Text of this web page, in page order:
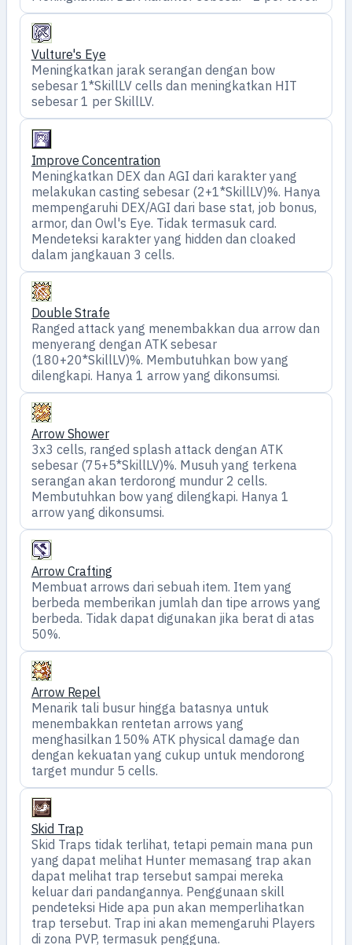
Vulture's Eye
Meningkatkan jarak serangan dengan bow
sebesar 1*SkillLV cells dan meningkatkan HIT
sebesar 1 per SkillLV.
Improve Concentration
Meningkatkan DEX dan AGI dari karakter yang
melakukan casting sebesar (2+1*SkillLV)%. Hanya
mempengaruhi DEX/AGI dari base stat, job bonus,
armor, dan Owl's Eye. Tidak termasuk card.
Mendeteksi karakter yang hidden dan cloaked
dalam jangkauan 3 cells.
Double Strafe
Ranged attack yang menembakkan dua arrow dan
menyerang dengan ATK sebesar
(180+20*SkillLV)%. Membutuhkan bow yang
dilengkapi. Hanya 1 arrow yang dikonsumsi.
Arrow Shower
3x3 cells, ranged splash attack dengan ATK
sebesar (75+5*SkillLV)%. Musuh yang terkena
serangan akan terdorong mundur 2 cells.
Membutuhkan bow yang dilengkapi. Hanya 1
arrow yang dikonsumsi.
Arrow Crafting
Membuat arrows dari sebuah item. Item yang
berbeda memberikan jumlah dan tipe arrows yang
berbeda. Tidak dapat digunakan jika berat di atas
50%.
Arrow Repel
Menarik tali busur hingga batasnya untuk
menembakkan rentetan arrows yang
menghasilkan 150% ATK physical damage dan
dengan kekuatan yang cukup untuk mendorong
target mundur 5 cells.
Skid Trap
Skid Traps tidak terlihat, tetapi pemain mana pun
yang dapat melihat Hunter memasang trap akan
dapat melihat trap tersebut sampai mereka
keluar dari pandangannya. Penggunaan skill
pendeteksi Hide apa pun akan memperlihatkan
trap tersebut. Trap ini akan memengaruhi Players
di zona PVP, termasuk pengguna.